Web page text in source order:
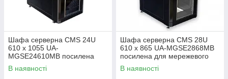
Шафа серверна CMS 24U
610 х 1055 UA-
MGSE24610MB посилена
для мережевого обладнання
В наявності
Шафа серверна CMS 28U
610 х 865 UA-MGSE2868MB
посилена для мережевого
обладнання
В наявності